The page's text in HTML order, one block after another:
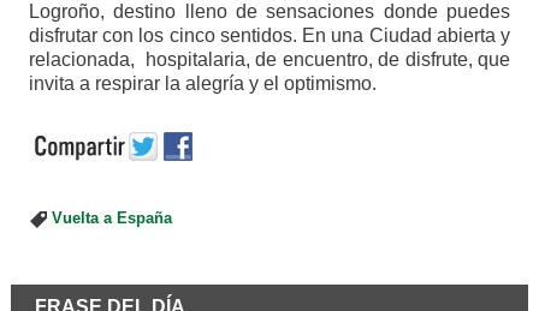
Logroño, destino lleno de sensaciones donde puedes
disfrutar con los cinco sentidos. En una Ciudad abierta y
relacionada, hospitalaria, de encuentro, de disfrute, que
invita a respirar la alegría y el optimismo.
Vuelta a España
FRASE DEL DÍA